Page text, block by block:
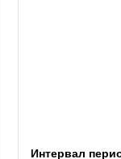
Интервал